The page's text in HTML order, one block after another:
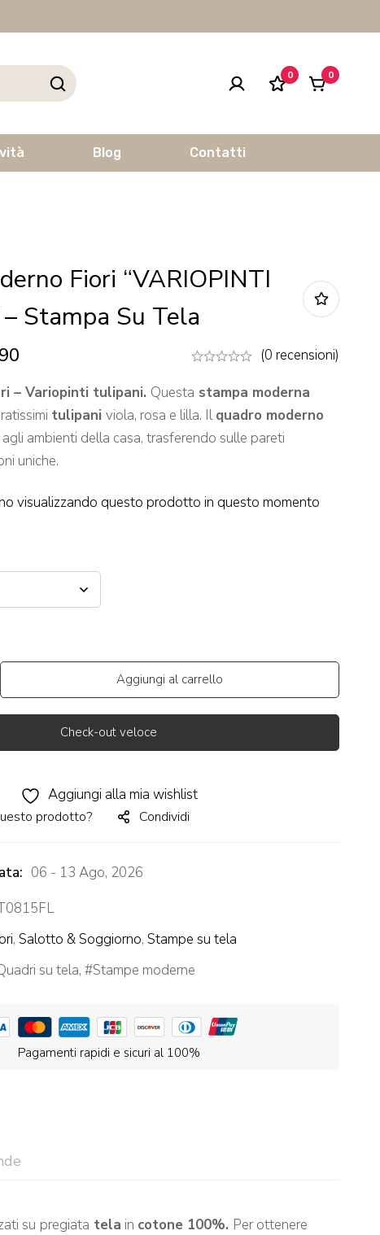
0 0
Blog Contatti
Fiori “VARIOPINTI
Stampa Su Tela
(0 recensioni)
– Variopinti tulipani. Questa stampa moderna
tulipani viola, rosa e lilla. Ilquadro moderno
ambienti della casa, trasferendo sulle pareti
uniche.
visualizzando questo prodotto in questo momento
Aggiungi al carrello
Check-out veloce
Aggiungi alla mia wishlist
prodotto? Condividi
06 - 13 Ago, 2026
, Salotto & Soggiorno, Stampe su tela
su tela, Stampe moderne
Pagamenti rapidi e sicuri al 100%
su pregiata tela in cotone 100%. Per ottenere